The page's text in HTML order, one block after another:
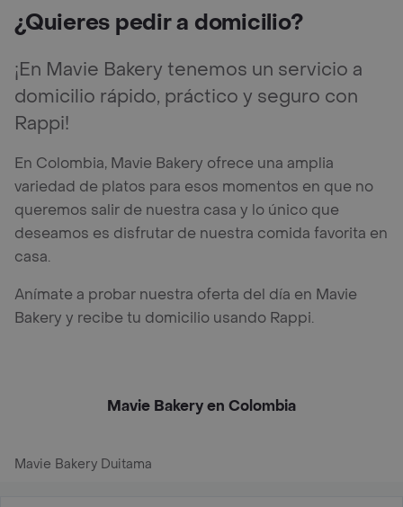
¿Quieres pedir a domicilio?
¡En Mavie Bakery tenemos un servicio a
domicilio rápido, práctico y seguro con
Rappi!
En Colombia, Mavie Bakery ofrece una amplia
variedad de platos para esos momentos en que no
queremos salir de nuestra casa y lo único que
deseamos es disfrutar de nuestra comida favorita en
casa.
Anímate a probar nuestra oferta del día en Mavie
Bakery y recibe tu domicilio usando Rappi.
Mavie Bakery en Colombia
Mavie Bakery Duitama